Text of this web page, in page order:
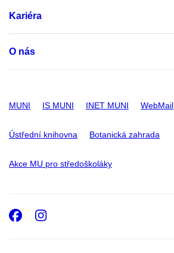
Kariéra
O nás
MUNI IS MUNI INET MUNI WebMail
Ústřední knihovna Botanická zahrada
Akce MU pro středoškoláky
Facebook
Instagram